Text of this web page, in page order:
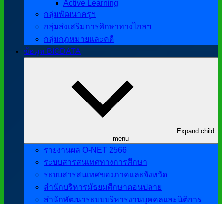
Active Learning
กลุ่มพัฒนาครูฯ
กลุ่มส่งเสริมการศึกษาทางไกลฯ
กลุ่มกฎหมายและคดี
ข้อมูล BIGDATA
Expand child
menu
รายงานผล O-NET 2566
ระบบสารสนเทศทางการศึกษา
ระบบสารสนเทศของภาคและจังหวัด
สำนักบริหารมัธยมศึกษาตอนปลาย
สำนักพัฒนาระบบบริหารงานบุคคลและนิติการ